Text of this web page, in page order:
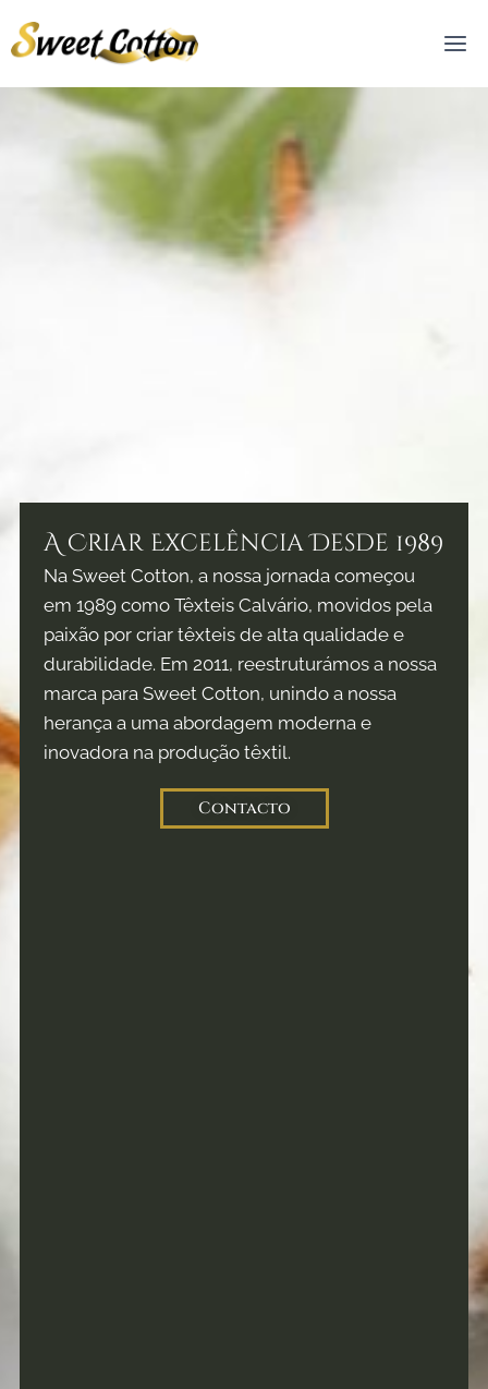
A Criar Excelência Desde 1989
Na Sweet Cotton, a nossa jornada começou
em 1989 como Têxteis Calvário, movidos pela
paixão por criar têxteis de alta qualidade e
durabilidade. Em 2011, reestruturámos a nossa
marca para Sweet Cotton, unindo a nossa
herança a uma abordagem moderna e
inovadora na produção têxtil.
Contacto